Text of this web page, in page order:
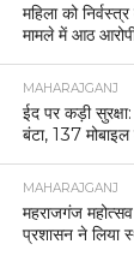
महिला को
मामले में आठ आरोपी
MAHARAJGANJ
ईद पर कड़ी
बंटा, 137
MAHARAJGANJ
महराजगंज
प्रशासन ने लिया